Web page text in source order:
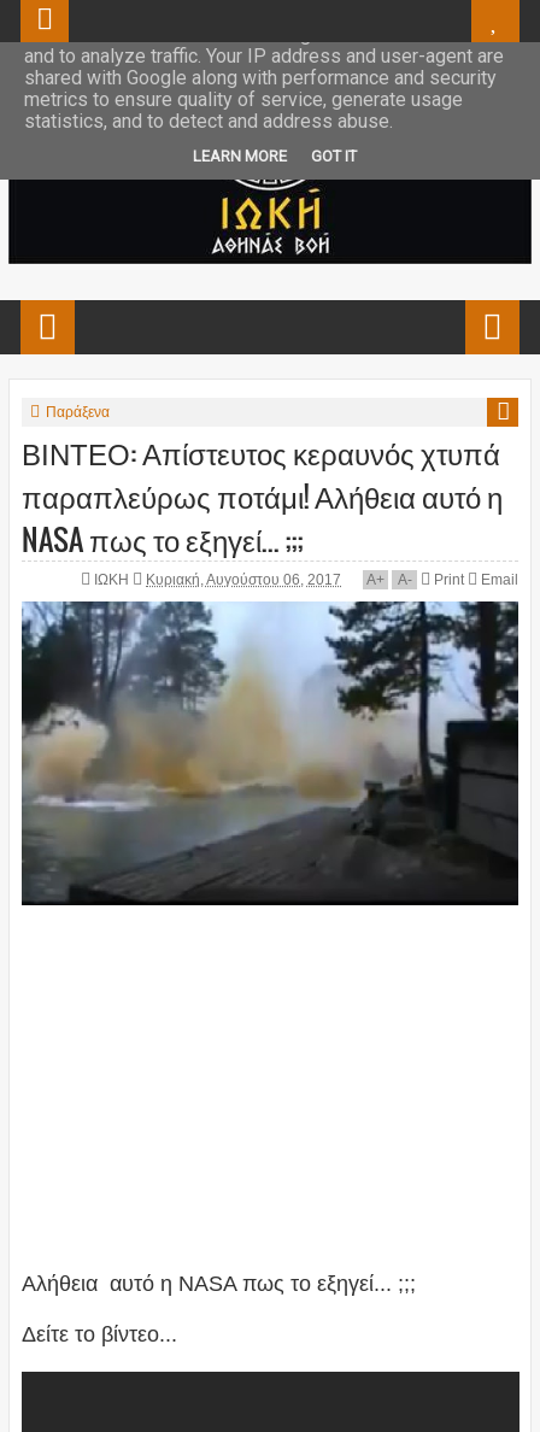
Παράξενα
ΒΙΝΤΕΟ: Απίστευτος κεραυνός χτυπά
παραπλεύρως ποτάμι! Αλήθεια αυτό η
NASA πως το εξηγεί... ;;;
ΙΩΚΗ Κυριακή, Αυγούστου 06, 2017 A+ A- Print Email
Αλήθεια αυτό η NASA πως το εξηγεί... ;;;
Δείτε το βίντεο...
This site uses cookies from Google to deliver its services
and to analyze traffic. Your IP address and user-agent are
shared with Google along with performance and security
metrics to ensure quality of service, generate usage
statistics, and to detect and address abuse.
LEARN MORE GOT IT